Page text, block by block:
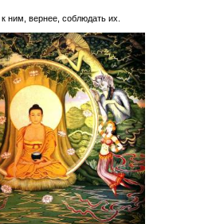
ним, вернее, соблюдать их.